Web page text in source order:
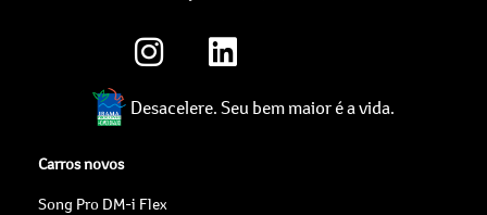
Desacelere. Seu bem maior é a vida.
Carros novos
Song Pro DM-i Flex